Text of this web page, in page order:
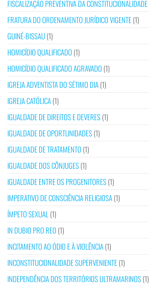
FISCALIZAÇÃO PREVENTIVA DA CONSTITUCIONALIDADE
FRATURA DO ORDENAMENTO JURÍDICO VIGENTE(1)
GUINÉ-BISSAU(1)
HOMICÍDIO QUALIFICADO (1)
HOMICÍDIO QUALIFICADO AGRAVADO (1)
IGREJA ADVENTISTA DO SÉTIMO DIA(1)
IGREJA CATÓLICA(1)
IGUALDADE DE DIREITOS E DEVERES(1)
IGUALDADE DE OPORTUNIDADES(1)
IGUALDADE DE TRATAMENTO (1)
IGUALDADE DOS CÔNJUGES(1)
IGUALDADE ENTRE OS PROGENITORES(1)
IMPERATIVO DE CONSCIÊNCIA RELIGIOSA(1)
ÍMPETO SEXUAL(1)
IN DUBIO PRO REO (1)
INCITAMENTO AO ÓDIO E À VIOLÊNCIA(1)
INCONSTITUCIONALIDADE SUPERVENIENTE(1)
INDEPENDÊNCIA DOS TERRITÓRIOS ULTRAMARINOS(1)